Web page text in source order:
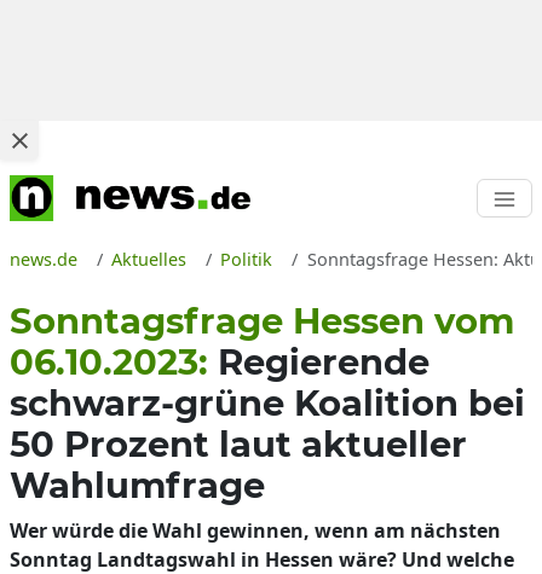
news.de Aktuelles Politik Sonntagsfrage Hessen:
Sonntagsfrage Hessen vom
06.10.2023: Regierende
schwarz-grüne Koalition bei
50 Prozent laut aktueller
Wahlumfrage
Wer würde die Wahl gewinnen, wenn am nächsten
Sonntag Landtagswahl in Hessen wäre? Und welche